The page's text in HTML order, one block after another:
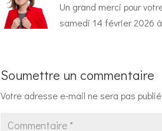
Un grand merci pour
samedi 14 février 2026
Soumettre un commentaire
Votre adresse e-mail ne sera pas